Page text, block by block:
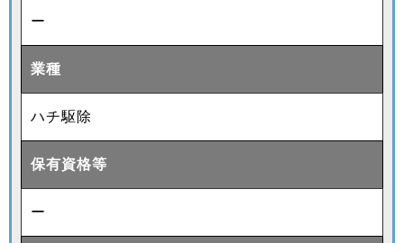
ー
業種
ハチ駆除
保有資格等
ー